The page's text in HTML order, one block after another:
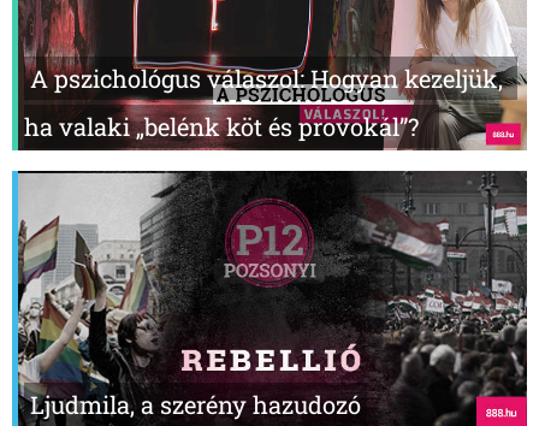
A pszichológus válaszol: Hogyan kezeljük,
ha valaki „belénk köt és provokál”?
Ljudmila, a szerény hazudozó